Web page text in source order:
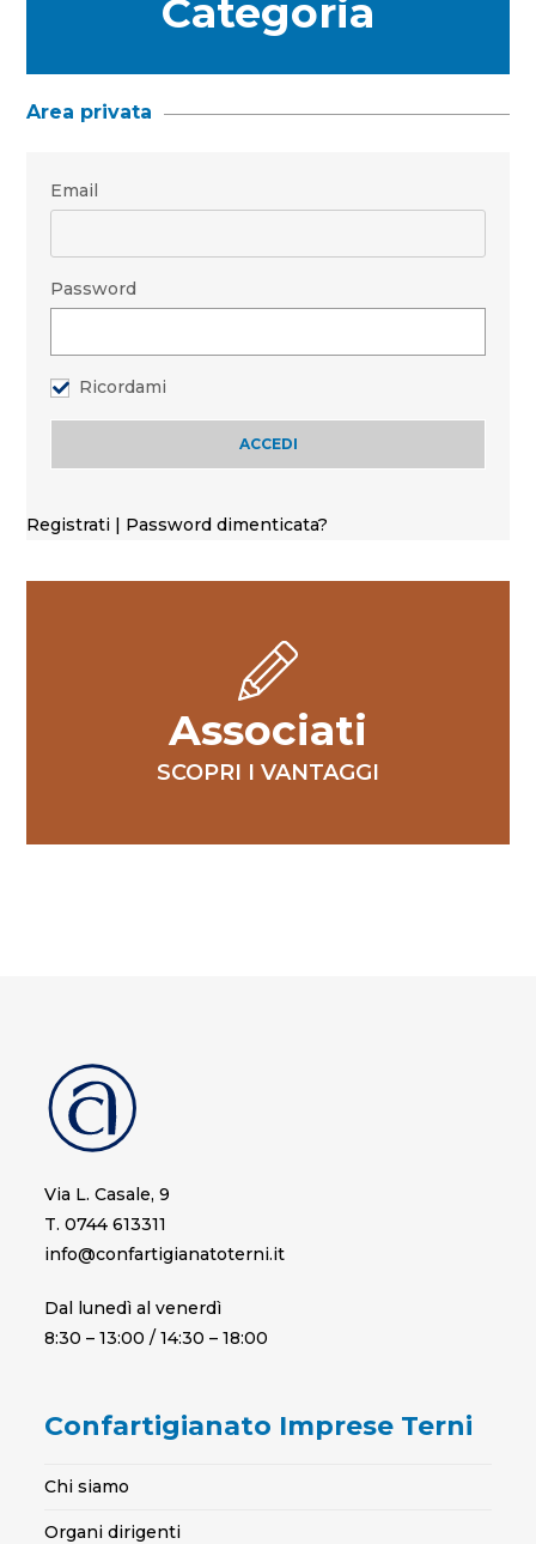
Categoria
Area privata
Email
Password
Ricordami
Registrati | Password dimenticata?
Associati
SCOPRI I VANTAGGI
Via L. Casale, 9
T. 0744 613311
info@confartigianatoterni.it
Dal lunedì al venerdì
8:30 – 13:00 / 14:30 – 18:00
Confartigianato Imprese Terni
Chi siamo
Organi dirigenti